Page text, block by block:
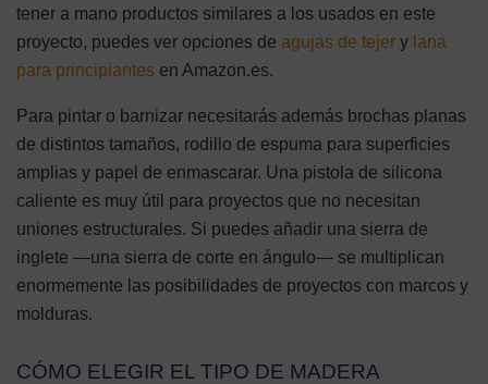
tener a mano productos similares a los usados en este
proyecto, puedes ver opciones de agujas de tejer y lana
para principiantes en Amazon.es.
Para pintar o barnizar necesitarás además brochas planas
de distintos tamaños, rodillo de espuma para superficies
amplias y papel de enmascarar. Una pistola de silicona
caliente es muy útil para proyectos que no necesitan
uniones estructurales. Si puedes añadir una sierra de
inglete —una sierra de corte en ángulo— se multiplican
enormemente las posibilidades de proyectos con marcos y
molduras.
CÓMO ELEGIR EL TIPO DE MADERA